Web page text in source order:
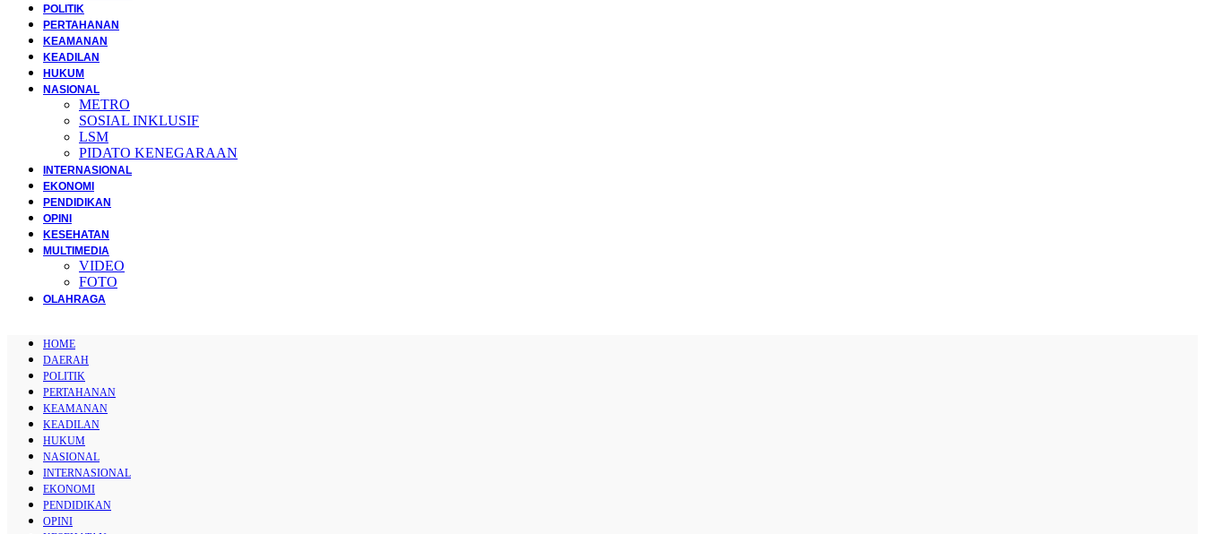
POLITIK
PERTAHANAN
KEAMANAN
KEADILAN
HUKUM
NASIONAL
METRO
SOSIAL INKLUSIF
LSM
PIDATO KENEGARAAN
INTERNASIONAL
EKONOMI
PENDIDIKAN
OPINI
KESEHATAN
MULTIMEDIA
VIDEO
FOTO
OLAHRAGA
HOME
DAERAH
POLITIK
PERTAHANAN
KEAMANAN
KEADILAN
HUKUM
NASIONAL
INTERNASIONAL
EKONOMI
PENDIDIKAN
OPINI